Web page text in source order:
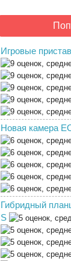
Игровые
Новая камера
Гибридный
S